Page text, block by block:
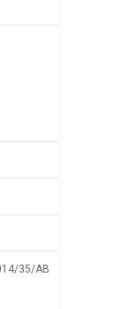
35/AB